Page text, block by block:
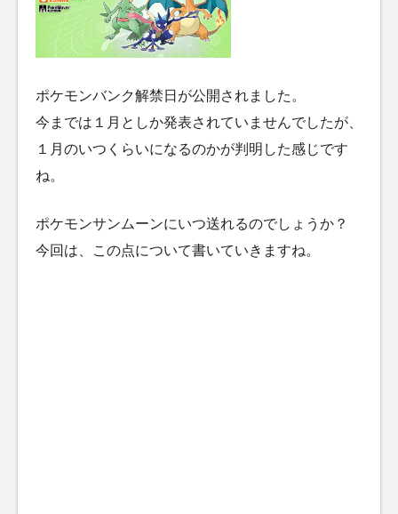
ポケモンバンク解禁日が公開されました。
今までは１月としか発表されていませんでしたが、
１月のいつくらいになるのかが判明した感じです
ね。
ポケモンサンムーンにいつ送れるのでしょうか？
今回は、この点について書いていきますね。